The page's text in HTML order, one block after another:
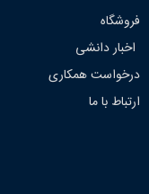
فروشگاه
اخبار دانشی
درخواست همکاری
ارتباط با ما